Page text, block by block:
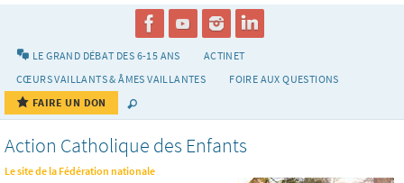
LE GRAND DÉBAT DES 6-15 ANS
ACTINET
CŒURS VAILLANTS & ÂMES VAILLANTES
FOIRE AUX QUESTIONS
FAIRE UN DON
Action Catholique des Enfants
Le site de la Fédération nationale